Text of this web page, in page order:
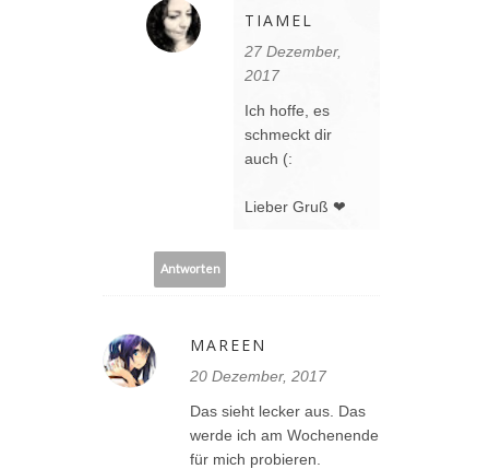
TIAMEL
27 Dezember,
2017
Ich hoffe, es
schmeckt dir
auch (:
Lieber Gruß ❤
Antworten
MAREEN
20 Dezember, 2017
Das sieht lecker aus. Das
werde ich am Wochenende
für mich probieren.